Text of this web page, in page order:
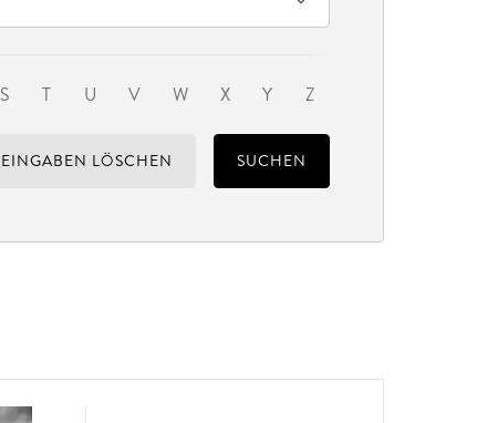
S T U V W X Y Z
EINGABEN LÖSCHEN SUCHEN